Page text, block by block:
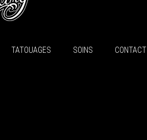
TATOUAGES SOINS CONTACT